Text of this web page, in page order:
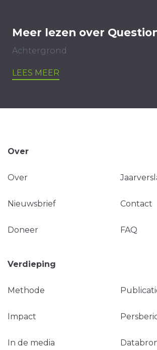
Meer lezen over
Achtergrond
LEES MEER
Over
Over
Nieuwsbrief Contact
Doneer FAQ
Verdieping
Methode
Impact
In de media